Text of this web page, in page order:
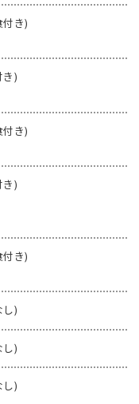
付き)
き)
付き)
き)
付き)
し)
し)
し)